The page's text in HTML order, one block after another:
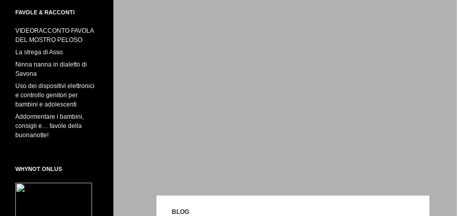
BLOG
FAVOLE & RACCONTI
VIDEORACCONTO FAVOLA
DEL MOSTRO PELOSO
La strega di Asso
Ninna nanna in dialetto di
Savona
Uso dei dispositivi elettronici
e controllo genitori per
bambini e adolescenti
Addormentare i bambini,
consigli e… favole della
buonanotte!
WHYNOT ONLUS